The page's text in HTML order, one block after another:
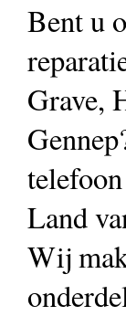
Bent u
Grave,
Land
Wij